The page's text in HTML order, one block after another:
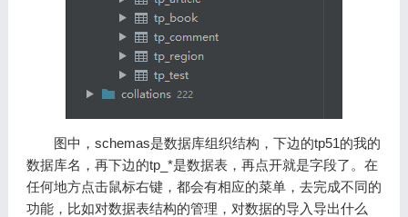
图中，schemas是数据库组织结构，下边的tp51的我的
数据库名，再下边的tp_*是数据表，再点开就是字段了。在
任何地方点击鼠标右键，都会有相应的菜单，去完成不同的
功能，比如对数据表结构的管理，对数据的导入导出什么